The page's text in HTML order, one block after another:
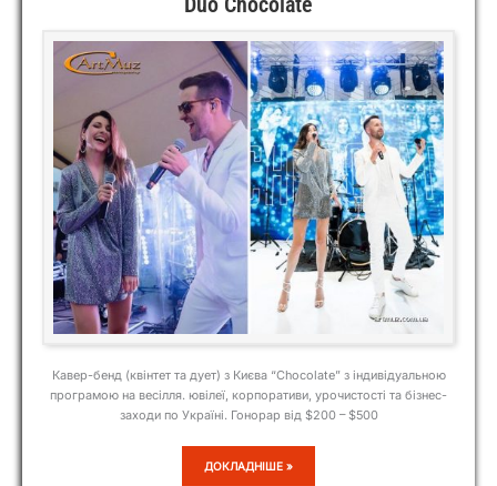
Кавер-бенд (квінтет та дует) з Києва “Chocolate” з індивідуальною
програмою на весілля. ювілеї, корпоративи, урочистості та бізнес-
заходи по Україні. Гонорар від $200 – $500
DUO
ДОКЛАДНІШЕ »